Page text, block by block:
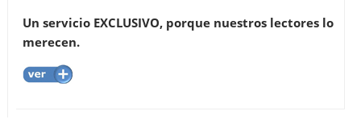
Un servicio EXCLUSIVO, porque nuestros lectores lo
merecen.